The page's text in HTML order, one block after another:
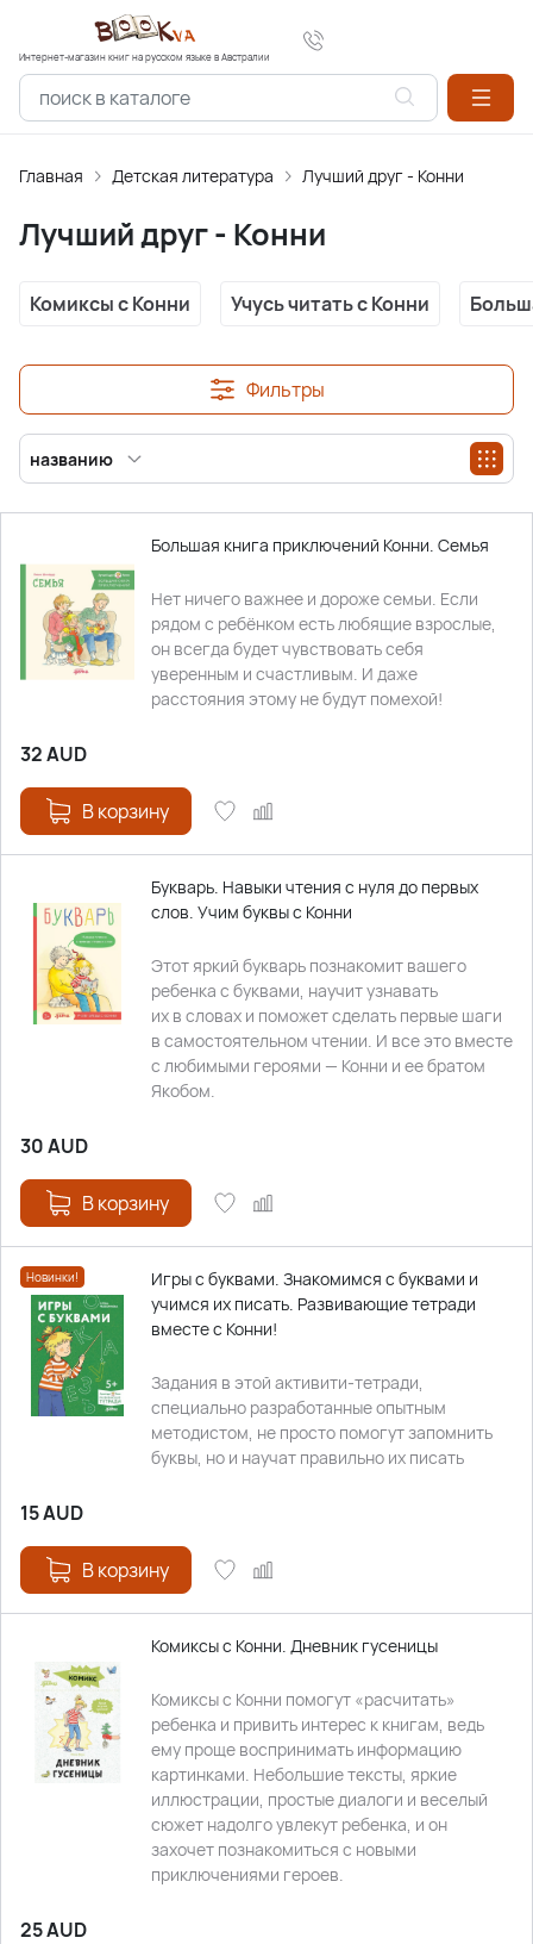
Интернет-магазин книг на русском языке в Австралии
Главная Детская литература Лучший друг - Конни
Лучший друг - Конни
Комиксы с Конни Учусь читать с Конни
Фильтры
названию
Большая книга приключений Конни. Семья
Нет ничего важнее и дороже семьи. Если
рядом с ребёнком есть любящие взрослые,
он всегда будет чувствовать себя
уверенным и счастливым. И даже
расстояния этому не будут помехой!
32AUD
В корзину
Букварь. Навыки чтения с нуля до первых
слов. Учим буквы с Конни
Этот яркий букварь познакомит вашего
ребенка с буквами, научит узнавать
их в словах и поможет сделать первые шаги
в самостоятельном чтении. И все это вместе
с любимыми героями — Конни и ее братом
Якобом.
30AUD
В корзину
Новинки!
Игры с буквами. Знакомимся с буквами и
учимся их писать. Развивающие тетради
вместе с Конни!
Задания в этой активити-тетради,
специально разработанные опытным
методистом, не просто помогут запомнить
буквы, но и научат правильно их писать
15AUD
В корзину
Комиксы с Конни. Дневник гусеницы
Комиксы с Конни помогут «расчитать»
ребенка и привить интерес к книгам, ведь
ему проще воспринимать информацию
картинками. Небольшие тексты, яркие
иллюстрации, простые диалоги и веселый
сюжет надолго увлекут ребенка, и он
захочет познакомиться с новыми
приключениями героев.
25AUD